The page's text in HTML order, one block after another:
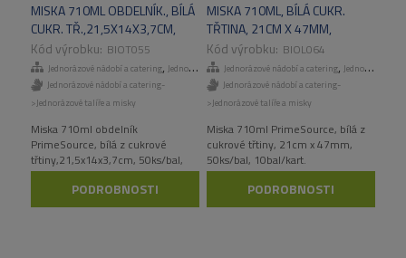
MISKA 710ML OBDELNÍK., BÍLÁ
CUKR. TŘ.,21,5X14X3,7CM,
50KS/BAL,
10BAL/KART,PRIMESOURCE
BIOT055
Jednorázové nádobí a catering, Jednorázové talíře a misky
Jednorázové nádobí a catering-
>Jednorázové talíře a misky
Miska 710ml obdelník
PrimeSource, bílá z cukrové
třtiny,21,5x14x3,7cm, 50ks/bal,
10bal/kart. Biodegradabilní a
kompostovatelná, vyrobená z
obnovitených zdrojů.
PODROBNOSTI
MISKA 710ML, BÍLÁ CUKR.
TŘTINA, 21CM X 47MM,
50KS/BAL,
10BAL/KART,PRIMESOURCE
BIOL064
Jednorázové nádobí a catering, Jednorázové talíře a misky
Jednorázové nádobí a catering-
>Jednorázové talíře a misky
Miska 710ml PrimeSource, bílá z
cukrové třtiny, 21cm x 47mm,
50ks/bal, 10bal/kart.
Biodegradabilní a
kompostovatelná, vyrobená z
obnovitených zdrojů.
PODROBNOSTI